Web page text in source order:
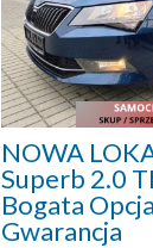
NOWA
Superb 2.0
Bogata
Gwarancja